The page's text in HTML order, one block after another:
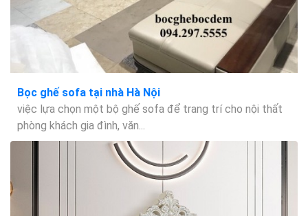
Bọc ghế sofa tại nhà Hà Nội
việc lựa chọn một bộ ghế sofa để trang trí cho nội thất
phòng khách gia đình, văn...